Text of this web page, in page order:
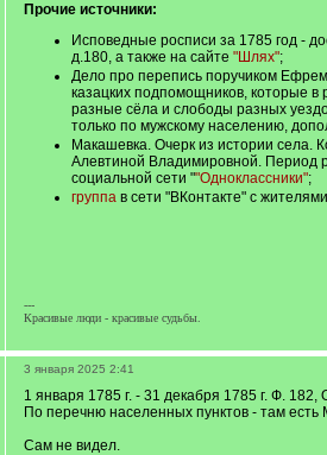
Прочие источники:
Исповедные росписи за 1785 год -
д.180, а также на сайте "Шлях";
Дело про перепись поручиком
казацких подпомощников, которые в
разные сёла и слободы разных
только по мужскому населению,
Макашевка. Очерк из истории села.
Алевтиной Владимировной. Период
социальной сети ""Одноклассники";
группав сети "ВКонтакте" с
---
Красивые люди - красивые судьбы.
3 января 2025 2:41
1 января 1785 г. - 31 декабря 1785 г. Ф.
По перечню населенных пунктов - там есть
Сам не видел.